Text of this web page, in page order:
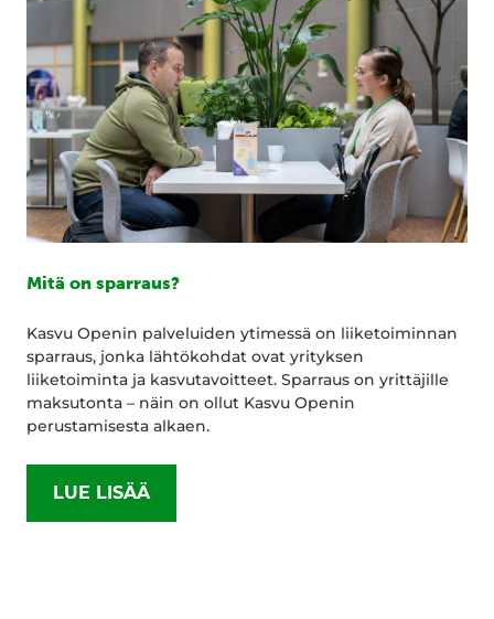
Mitä on sparraus?
Kasvu Openin palveluiden ytimessä on liiketoiminnan
sparraus, jonka lähtökohdat ovat yrityksen
liiketoiminta ja kasvutavoitteet. Sparraus on yrittäjille
maksutonta – näin on ollut Kasvu Openin
perustamisesta alkaen.
LUE LISÄÄ